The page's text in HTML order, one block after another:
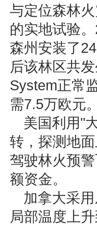
与定位森林
的实地试验
森州安装了
后该林区共
System正常
需7.5万欧元。
美国利用"
转，探测地
驾驶林火预
额资金。
加拿大采
局部温度上